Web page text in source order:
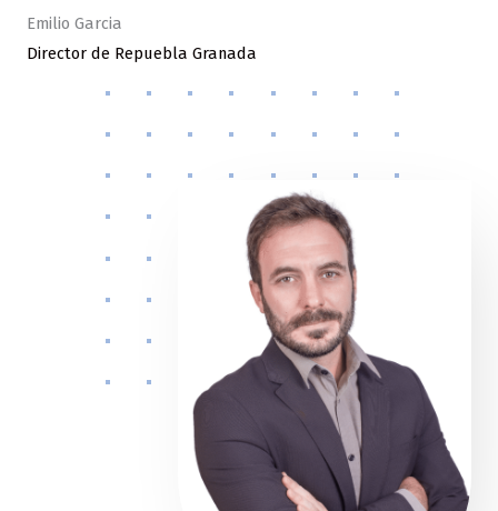
Emilio Garcia
Director de Repuebla Granada